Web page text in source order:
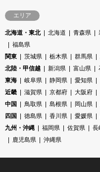
エリア
北海道・東北 北海道 青森県
福島県
関東
茨城県 栃木県 群馬県
北陸・甲信越
新潟県 富山県
東海
岐阜県 静岡県 愛知県
近畿
滋賀県 京都府 大阪府
中国
鳥取県 島根県 岡山県
四国
徳島県 香川県 愛媛県
九州・沖縄
福岡県 佐賀県 長
鹿児島県
沖縄県